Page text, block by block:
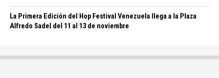
La Primera Edición del Hop Festival Venezuela llega a la Plaza
Alfredo Sadel del 11 al 13 de noviembre